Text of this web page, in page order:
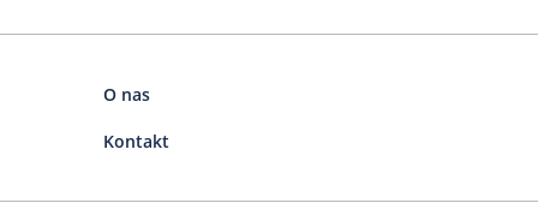
O nas
Kontakt